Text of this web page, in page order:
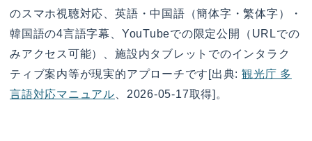
のスマホ視聴対応、英語・中国語（簡体字・繁体字）・
韓国語の4言語字幕、YouTubeでの限定公開（URLでの
みアクセス可能）、施設内タブレットでのインタラク
ティブ案内等が現実的アプローチです[出典:観光庁 多
言語対応マニュアル 、2026-05-17取得]。